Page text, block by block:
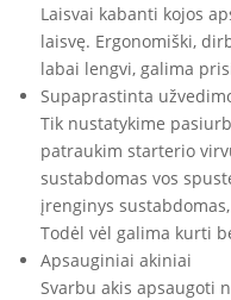
Laisvai kabanti kojos
laisvę. Ergonomiški,
labai lengvi, galima
Supaprastinta
Tik nustatykime
patraukim starterio
sustabdomas vos
įrenginys
Todėl vėl galima kurti
Apsauginiai akiniai
Svarbu akis apsaugoti